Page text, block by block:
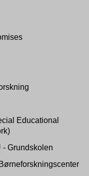
Educational
- Grundskolen